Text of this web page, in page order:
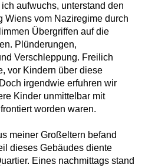
aufwuchs, unterstand den
Wiens vom Naziregime durch
Übergriffen auf die
Plünderungen,
Verschleppung. Freilich
vor Kindern über diese
irgendwie erfuhren wir
Kinder unmittelbar mit
worden waren.
meiner Großeltern befand
dieses Gebäudes diente
Eines nachmittags stand